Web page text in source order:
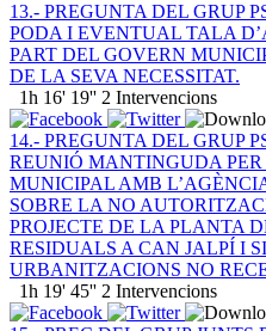
13.- PREGUNTA DEL GRUP
PODA I EVENTUAL TALA
PART DEL GOVERN
DE LA SEVA NECESSITAT.
1h 16' 19'' 2 Intervencions
14.- PREGUNTA DEL GRUP
REUNIÓ MANTINGUDA PER
MUNICIPAL AMB
SOBRE LA NO
PROJECTE DE LA PLANTA
RESIDUALS A CAN JALPÍ I
URBANITZACIONS NO
1h 19' 45'' 2 Intervencions